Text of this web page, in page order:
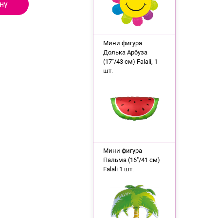
Мини фигура
Долька Арбуза
(17"/43 см) Falali, 1
шт.
Мини фигура
Пальма (16"/41 см)
Falali 1 шт.